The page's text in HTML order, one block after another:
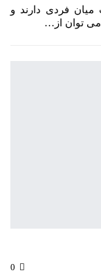
میان فردی دارند و
توان از…